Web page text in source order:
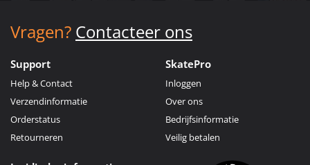
Vragen? Contacteer ons
Support
Help & Contact
Verzendinformatie
Orderstatus
Retourneren
SkatePro
Inloggen
Over ons
Bedrijfsinformatie
Veilig betalen